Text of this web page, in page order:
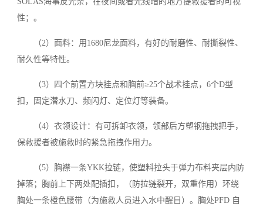
性；。
（2）面料：用1680尼龙面料，有好的耐磨性、耐撕裂性、
耐久性等特性。
（3）四个前置方块挂点和胸前≥25个战术挂点，6个D型
扣，固定潜水刀、频闪灯、定位灯等装备。
（4）衣领设计：有可拆卸衣领，领部后方塑钢拖拽把手，
保救援者被施救时的紧急拖拽作用力。
（5）胸襟一条YKK拉链，使塑料拉头于弹力布料夹层内防
掉落；胸前上下两处配插扣，（防拉链裂开，双重作用）环绕
胸处一条橙色腰带（为施救人员进入水中醒目）。胸处PFD 自